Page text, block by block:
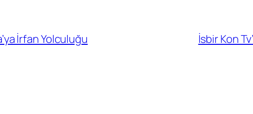
İrfan Yolculuğu İsbir Kon